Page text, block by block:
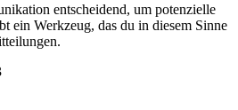
entscheidend, um potenzielle
ein Werkzeug, das du in diesem Sinne